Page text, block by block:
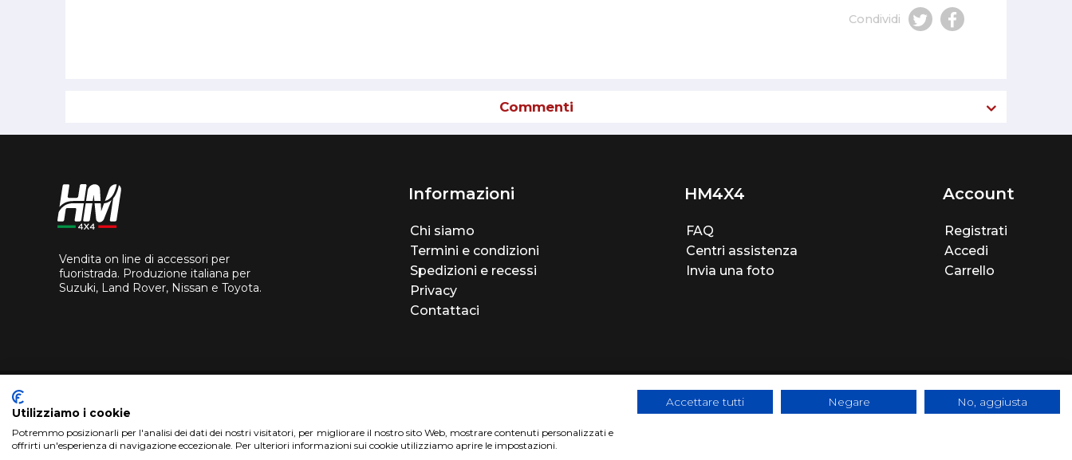
Condividi
Commenti
Vendita on line di accessori per
fuoristrada. Produzione italiana per
Suzuki, Land Rover, Nissan e Toyota.
Informazioni
Chi siamo
Termini e condizioni
Spedizioni e recessi
Privacy
Contattaci
HM4X4
FAQ
Centri assistenza
Invia una foto
Account
Registrati
Accedi
Carrello
Copyright 2018 HM4X4 FACTO S.R.L. Privacy Cookies Policy |
Utilizziamo i cookie
Potremmo posizionarli per l'analisi dei dati dei nostri visitatori, per migliorare il nostro sito Web, mostrare contenuti personalizzati e
offrirti un'esperienza di navigazione eccezionale. Per ulteriori informazioni sui cookie utilizziamo aprire le impostazioni.
Accettare tutti Negare No, aggiusta